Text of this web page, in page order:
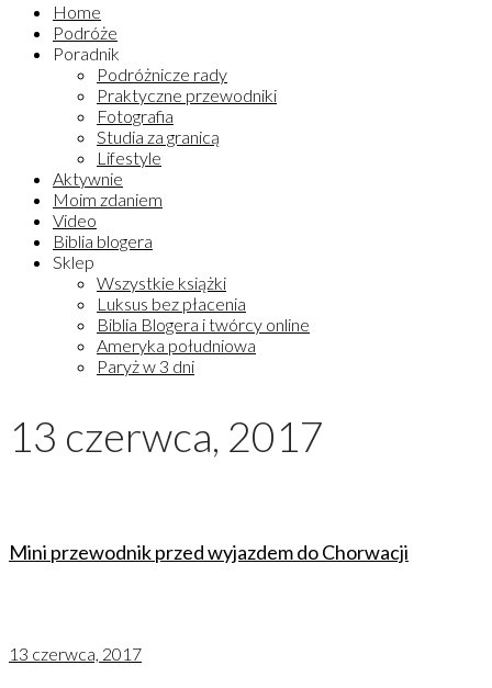
Home
Podróże
Poradnik
Podróżnicze rady
Praktyczne przewodniki
Fotografia
Studia za granicą
Lifestyle
Aktywnie
Moim zdaniem
Video
Biblia blogera
Sklep
Wszystkie książki
Luksus bez płacenia
Biblia Blogera i twórcy online
Ameryka południowa
Paryż w 3 dni
13 czerwca, 2017
Mini przewodnik przed wyjazdem do Chorwacji
13 czerwca, 2017